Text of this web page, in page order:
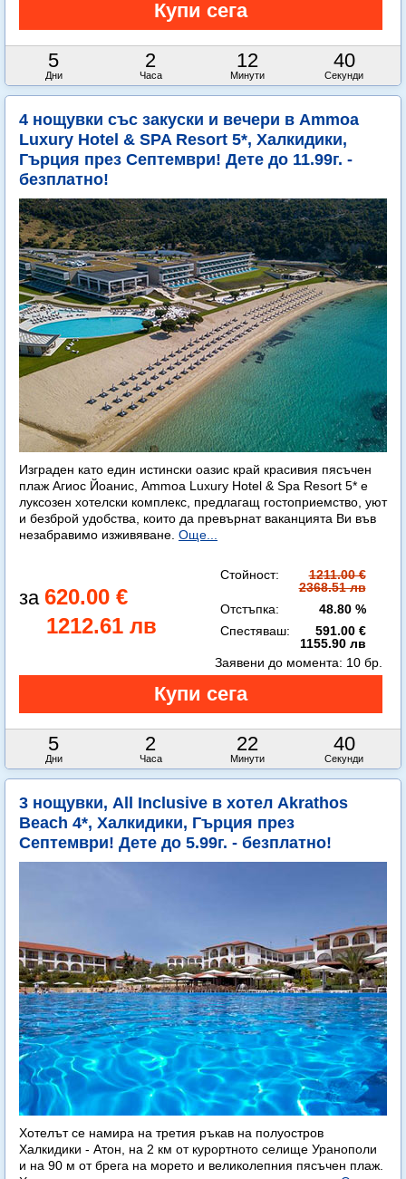
5
Дни
2
Часа
12
Минути
38
Секунди
4 нощувки със закуски и вечери в Ammoa
Luxury Hotel & SPA Resort 5*, Халкидики,
Гърция през Септември! Дете до 11.99г. -
безплатно!
Изграден като един истински оазис край красивия пясъчен
плаж Агиос Йоанис, Ammoa Luxury Hotel & Spa Resort 5* е
луксозен хотелски комплекс, предлагащ гостоприемство, уют
и безброй удобства, които да превърнат ваканцията Ви във
незабравимо изживяване. Още...
620.00 €
1212.61 лв
Стойност:
1211.00 €
2368.51 лв
Отстъпка:
48.80 %
Спестяваш:
591.00 €
1155.90 лв
5
Дни
2
Часа
22
Минути
38
Секунди
Заявени до момента: 10 бр.
3 нощувки, All Inclusive в хотел Akrathos
Beach 4*, Халкидики, Гърция през
Септември! Дете до 5.99г. - безплатно!
Хотелът се намира на третия ръкав на полуостров
Халкидики - Атон, на 2 км от курортното селище Уранополи
и на 90 м от брега на морето и великолепния пясъчен плаж.